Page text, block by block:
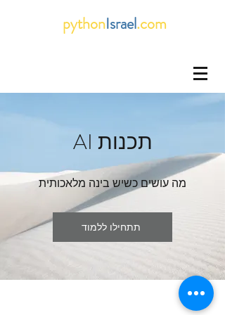
pythonIsrael.com
AI תכנות
מה עושים כשיש בינה מלאכותית
תתחילו ללמוד